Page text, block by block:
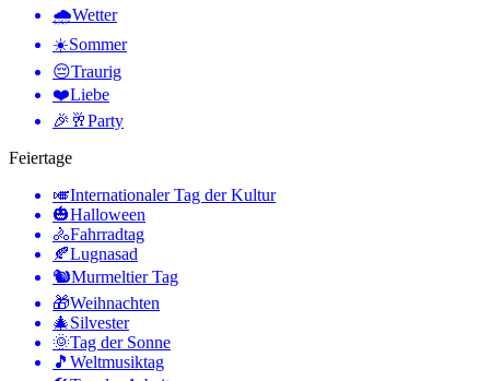
🌧Wetter
☀️Sommer
😔Traurig
❤️Liebe
🎉🥂Party
Feiertage
🎺Internationaler Tag der Kultur
🎃Halloween
🚴Fahrradtag
🍂Lugnasad
🐿Murmeltier Tag
🎁Weihnachten
🎄Silvester
🌞Tag der Sonne
🎵 Weltmusiktag